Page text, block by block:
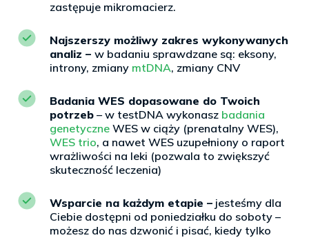
zastępuje mikromacierz.
Najszerszy możliwy zakres wykonywanych
analiz – w badaniu sprawdzane są: eksony,
introny, zmiany mtDNA, zmiany CNV
Badania WES dopasowane do Twoich
potrzeb – w testDNA wykonasz badania
genetyczne WES w ciąży (prenatalny WES),
WES trio, a nawet WES uzupełniony o raport
wrażliwości na leki (pozwala to zwiększyć
skuteczność leczenia)
Wsparcie na każdym etapie – jesteśmy dla
Ciebie dostępni od poniedziałku do soboty –
możesz do nas dzwonić i pisać, kiedy tylko